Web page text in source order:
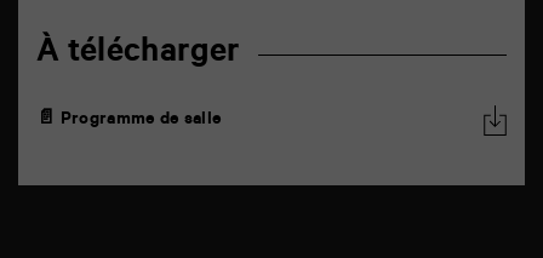
À télécharger
📄 Programme de salle